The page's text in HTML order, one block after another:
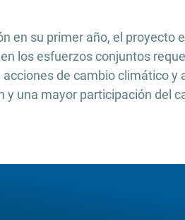
en su primer año, el
los esfuerzos conjuntos
de cambio climático y
una mayor participación del